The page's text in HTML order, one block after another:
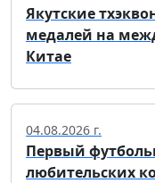
Якутские
медалей на
Китае
04.08.2026 г.
Первый
любительских